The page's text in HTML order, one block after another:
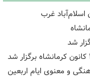
شد
فرهنگی و معنوی ایام اربعین